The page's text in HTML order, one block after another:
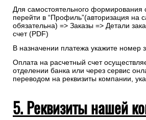
Для самостоятельного формирования
перейти в “Профиль”(авторизация на
обязательна) => Заказы => Детали
счет (PDF)
В назначении платежа укажите номер
Оплата на расчетный счет
отделении банка или через сервис
переводом на реквизиты компании,
5. Реквизиты нашей